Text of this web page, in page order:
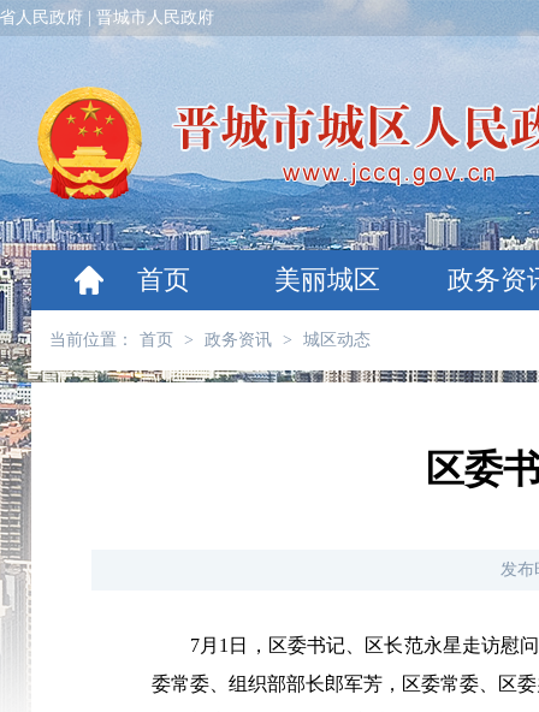
人民政府 晋城市人民政府
首页 美丽城区 政务资
当前位置： 首页 > 政务资讯 > 城区动态
区委
发布
7月1日，区委书记、区长范永星走访慰
委常委、组织部部长郎军芳，区委常委、区